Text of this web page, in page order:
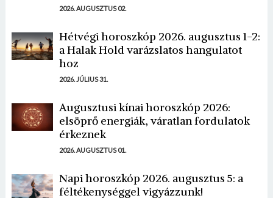
2026. AUGUSZTUS 02.
Hétvégi horoszkóp 2026. augusztus 1-2:
a Halak Hold varázslatos hangulatot
hoz
2026. JÚLIUS 31.
Augusztusi kínai horoszkóp 2026:
elsöprő energiák, váratlan fordulatok
érkeznek
2026. AUGUSZTUS 01.
Napi horoszkóp 2026. augusztus 5: a
féltékenységgel vigyázzunk!